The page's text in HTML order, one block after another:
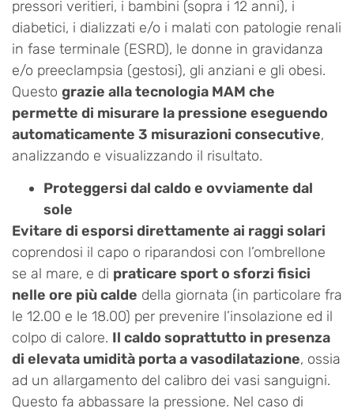
pressori veritieri, i bambini (sopra i 12 anni), i
diabetici, i dializzati e/o i malati con patologie renali
in fase terminale (ESRD), le donne in gravidanza
e/o preeclampsia (gestosi), gli anziani e gli obesi.
Questo grazie alla tecnologia MAM che
permette di misurare la pressione eseguendo
automaticamente 3 misurazioni consecutive,
analizzando e visualizzando il risultato.
Proteggersi dal caldo e ovviamente dal
sole
Evitare di esporsi direttamente ai raggi solari
coprendosi il capo o riparandosi con l’ombrellone
se al mare, e di praticare sport o sforzi fisici
nelle ore più calde della giornata (in particolare fra
le 12.00 e le 18.00) per prevenire l’insolazione ed il
colpo di calore. Il caldo soprattutto in presenza
di elevata umidità porta a vasodilatazione, ossia
ad un allargamento del calibro dei vasi sanguigni.
Questo fa abbassare la pressione. Nel caso di